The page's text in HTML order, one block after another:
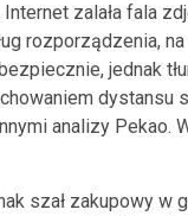
zalała fala
rozporządzenia,
jednak
dystansu
analizy Pekao.
szał zakupowy